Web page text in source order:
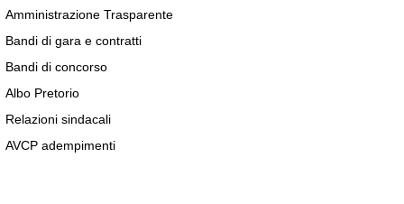
Amministrazione Trasparente
Bandi di gara e contratti
Bandi di concorso
Albo Pretorio
Relazioni sindacali
AVCP adempimenti